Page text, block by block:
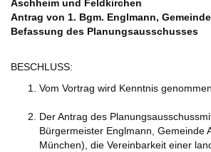
Aschheim und Feldkirchen
Antrag von 1. Bgm. Englmann,
Befassung des Planungsausschusses
BESCHLUSS:
Vom Vortrag wird Kenntnis
Der Antrag des
Bürgermeister Englmann, Gemeinde
München), die Vereinbarkeit einer